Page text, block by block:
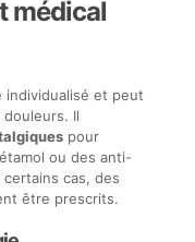
médical
individualisé et peut
douleurs. Il
pour
ou des anti-
cas, des
être prescrits.